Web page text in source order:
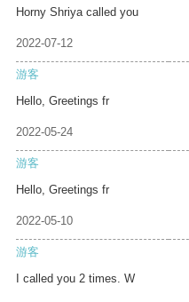
Horny Shriya called you
2022-07-12
游客
Hello, Greetings fr
2022-05-24
游客
Hello, Greetings fr
2022-05-10
游客
I called you 2 times. W